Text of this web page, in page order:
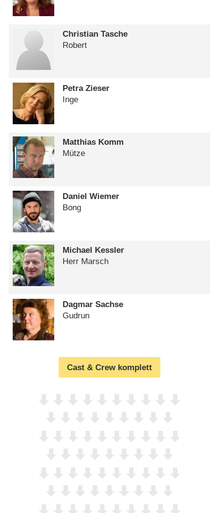
Christian Tasche
Robert
Petra Zieser
Inge
Matthias Komm
Mütze
Daniel Wiemer
Bong
Michael Kessler
Herr Marsch
Dagmar Sachse
Gudrun
Cast & Crew komplett